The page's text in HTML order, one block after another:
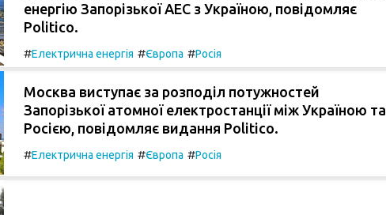
енергію Запорізької АЕС з Україною, повідомляє
Politico.
#Електрична енергія #Європа #Росія
Москва виступає за розподіл потужностей
Запорізької атомної електростанції між Україною та
Росією, повідомляє видання Politico.
#Електрична енергія #Європа #Росія